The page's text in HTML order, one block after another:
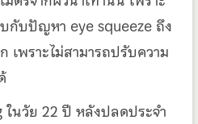
กับปัญหา eye squeeze ถึง
เพราะไม่สามารถปรับความ
นวัย 22 ปี หลังปลดประจำ